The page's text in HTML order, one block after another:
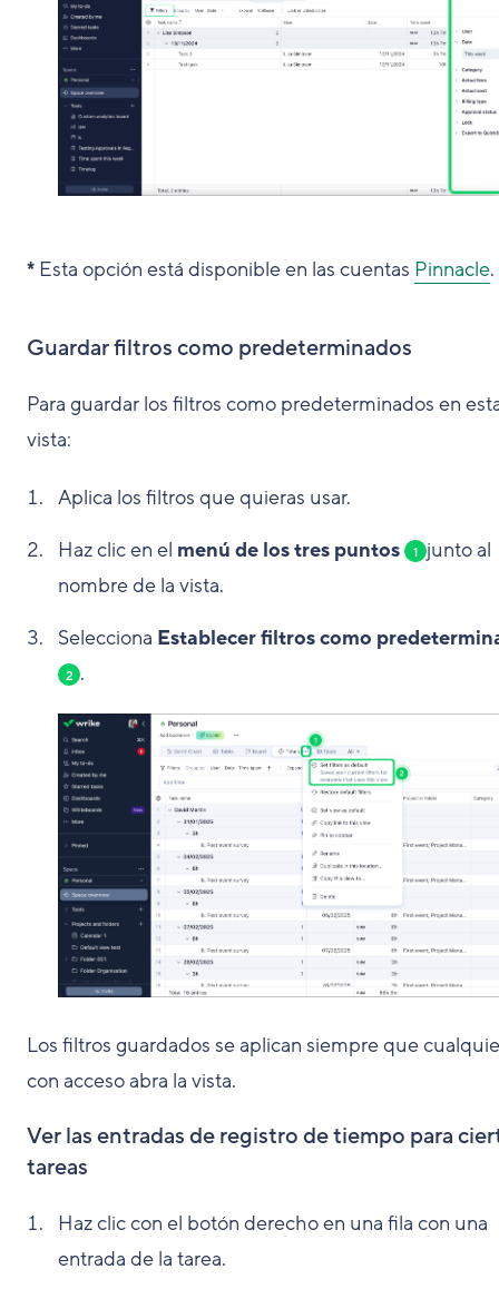
* Esta opción está disponible en las cuentas Pinnacle.
Guardar filtros como predeterminados
Para guardar los filtros como predeterminados en
vista:
Aplica los filtros que quieras usar.
Haz clic en el menú de los tres puntos 1 junto al
nombre de la vista.
Selecciona Establecer filtros como
2 .
Los filtros guardados se aplican siempre que
con acceso abra la vista.
Ver las entradas de registro de tiempo para
tareas
Haz clic con el botón derecho en una fila con una
entrada de la tarea.